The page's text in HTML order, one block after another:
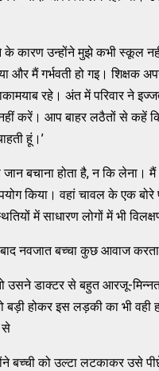
उन्होंने मुझे कभी स्कूल
और मैं गर्भवती हो गइ। शिक्षक
रहे। अंत में परिवार ने
करें। आप बाहर लठैतों से कहें
हूं।’
जान बचाना होता है, न कि
किया। वहां चावल के एक
में साधारण लोगों में भी
नवजात बच्चा कुछ आवाज
उसने डाक्टर से बहुत आरजू-
होकर इस लड़की का भी वही
से
बच्ची को उल्टा लटकाकर उसे